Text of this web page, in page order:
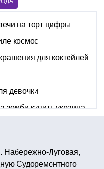
на торт цифры
космос
для коктейлей
девочки
зомби купить украина
Набережно-Луговая,
Судоремонтного